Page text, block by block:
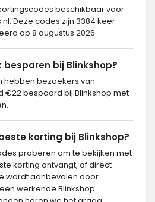
beschikbaar voor
Deze codes zijn 3384 keer
op 8 augustus 2026.
besparen bij Blinkshop?
hebben bezoekers van
€22 bespaard bij Blinkshop met
korting bij Blinkshop?
proberen om te bekijken met
korting ontvangt, of direct
wordt aanbevolen door
werkende Blinkshop